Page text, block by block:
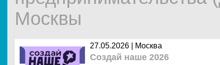
Москвы
27.05.2026 | Москва
Создай наше 2026